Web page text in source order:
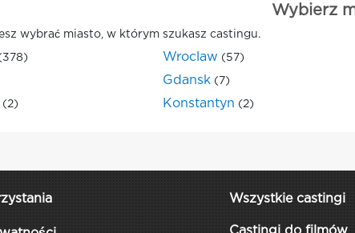
Wybierz
wybrać miasto, w którym szukasz castingu.
Wroclaw (57)
Gdansk (7)
(2) Konstantyn (2)
Wszystkie castingi